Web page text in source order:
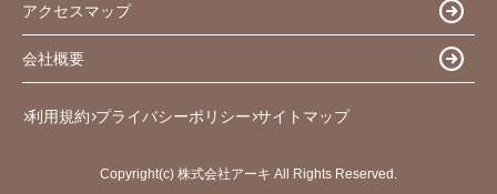
アクセスマップ
会社概要
利用規約 プライバシーポリシー サイトマップ
Copyright(c) 株式会社アーキ All Rights Reserved.